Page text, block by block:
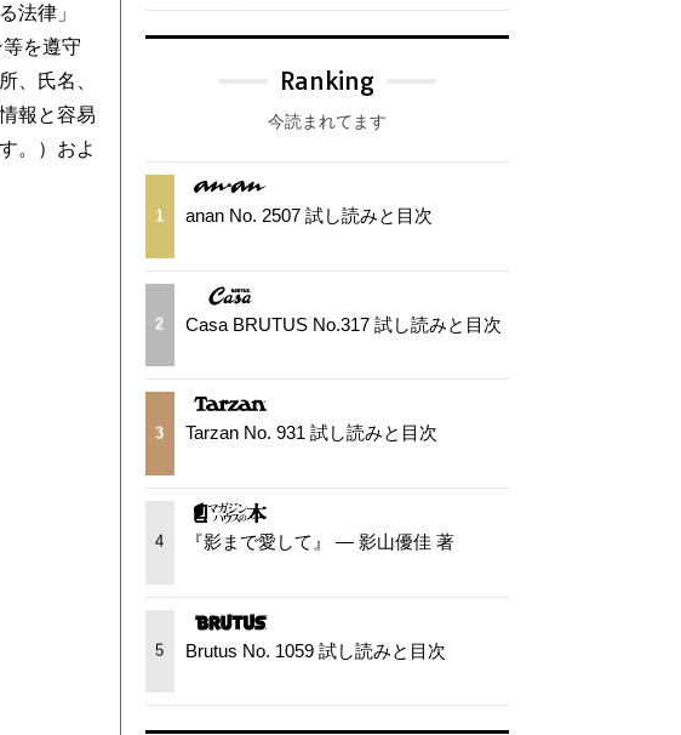
法律」
を遵守
、氏名、
報と容易
。）およ
Ranking
今読まれてます
1 anan No. 2507 試し読みと目次
2 Casa BRUTUS No.317 試し読みと目次
3 Tarzan No. 931 試し読みと目次
4 『影まで愛して』 — 影山優佳 著
5 Brutus No. 1059 試し読みと目次